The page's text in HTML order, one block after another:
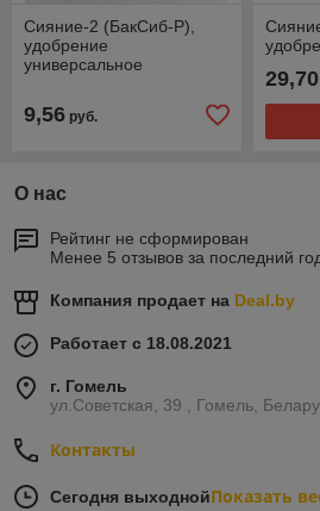
Сияние-2 (БакСиб-Р),
удобрение
универсальное
9,56 руб.
29,70
О нас
Рейтинг не сформирован
Менее 5 отзывов за последний
Компания продает на Deal.by
Работает с 18.08.2021
г. Гомель
ул.Советская, 39 , Гомель,
Контакты
Сегодня выходнойПоказать